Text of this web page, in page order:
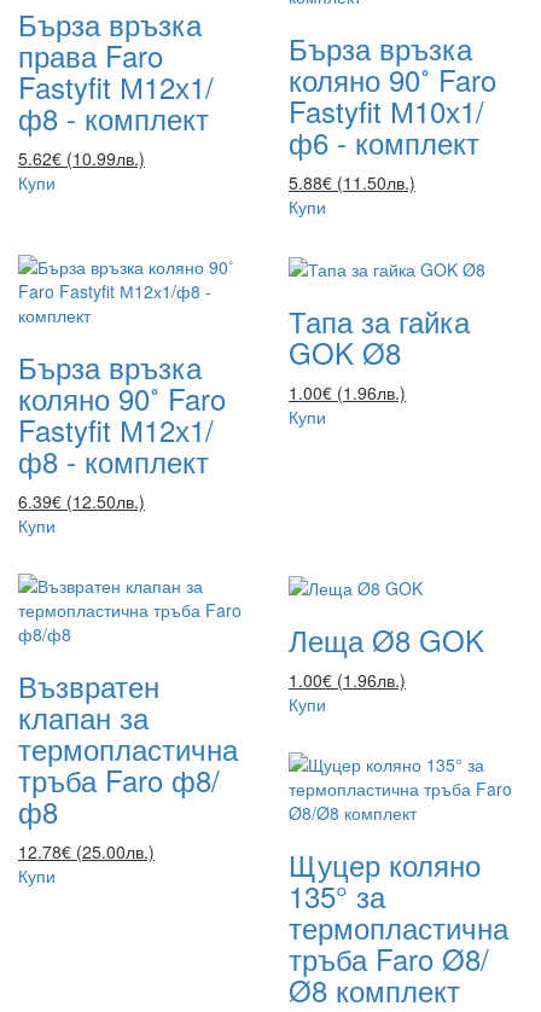
Бърза връзка
права Faro
Fastyfit М12х1/
ф8 - комплект
5.62€ (10.99лв.)
Купи
Бърза връзка
коляно 90˚ Faro
Fastyfit М10х1/
ф6 - комплект
5.88€ (11.50лв.)
Купи
Бърза връзка
коляно 90˚ Faro
Fastyfit М12х1/
ф8 - комплект
6.39€ (12.50лв.)
Купи
Тапа за гайка
GOK Ø8
1.00€ (1.96лв.)
Купи
Възвратен
клапан за
термопластична
тръба Faro ф8/
ф8
12.78€ (25.00лв.)
Купи
Леща Ø8 GOK
1.00€ (1.96лв.)
Купи
Щуцер коляно
135° за
термопластична
тръба Faro Ø8/
Ø8 комплект